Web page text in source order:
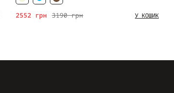
3190 грн
2552 грн У КОШИК